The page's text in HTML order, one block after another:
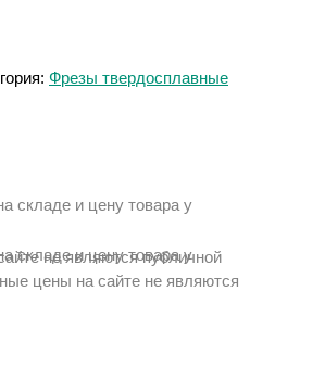
Фрезы твердосплавные
складе и цену товара у
не являются публичной
складе и цену товара у
цены на сайте не являются